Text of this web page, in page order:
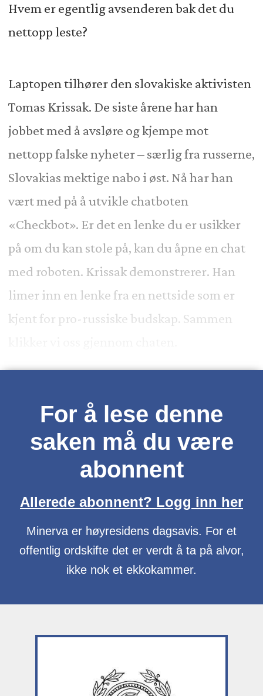
Hvem er egentlig avsenderen bak det du
nettopp leste?
Laptopen tilhører den slovakiske aktivisten
Tomas Krissak. De siste årene har han
jobbet med å avsløre og kjempe mot
nettopp falske nyheter – særlig fra russerne,
Slovakias mektige nabo i øst. Nå har han
vært med på å utvikle chatboten
«Checkbot». Er det en lenke du er usikker
på om du kan stole på, kan du åpne en chat
med roboten. Krissak demonstrerer. Han
limer inn en lenke fra en nettside som er
kjent for pro-russiske budskap. Sammen
For å lese denne
saken må du være
abonnent
Allerede abonnent? Logg inn her
Minerva er høyresidens dagsavis. For et
offentlig ordskifte det er verdt å ta på alvor,
ikke nok et ekkokammer.